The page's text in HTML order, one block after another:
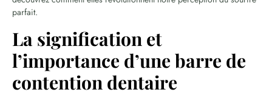
parfait.
La signification et
l’importance d’une barre de
contention dentaire